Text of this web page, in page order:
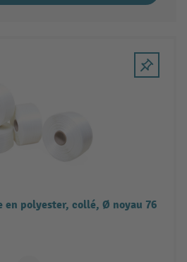
en polyester, collé, Ø noyau 76